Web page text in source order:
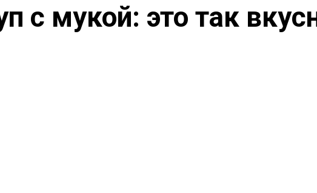
с мукой: это так